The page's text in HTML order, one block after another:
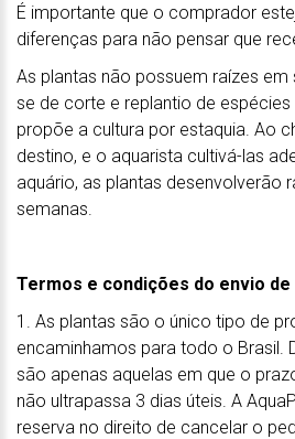
É importante que o comprador
diferenças para não pensar que
As plantas não possuem raízes
se de corte e replantio de
propõe a cultura por estaquia. Ao
destino, e o aquarista cultivá-las
aquário, as plantas desenvolverão
semanas.
Termos e condições do envio de
1. As plantas são o único tipo de
encaminhamos para todo o Brasil.
são apenas aquelas em que o
não ultrapassa 3 dias úteis. A
reserva no direito de cancelar o